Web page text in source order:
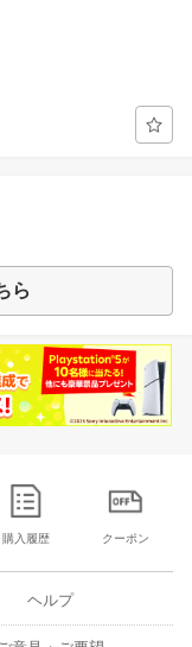
ら
購入履歴 クーポン
ヘルプ